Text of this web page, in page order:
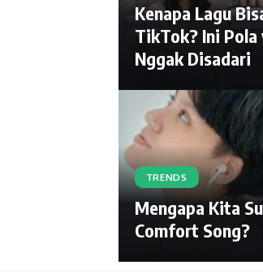
Kenapa Lagu
TikTok? Ini Pola
Nggak Disadari
TRENDS
Mengapa Kita
Comfort Song?